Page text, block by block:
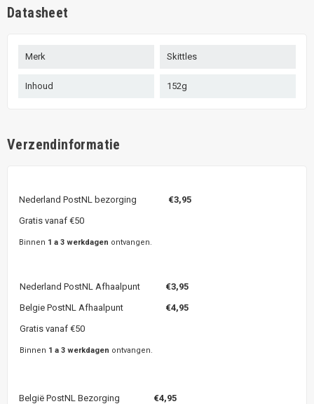
Datasheet
Merk Skittles
Inhoud 152g
Verzendinformatie
Nederland PostNL bezorging €3,95
Gratis vanaf €50
Binnen 1 a 3 werkdagen ontvangen.
Nederland PostNL Afhaalpunt €3,95
Belgie PostNL Afhaalpunt
€4,95
Gratis vanaf €50
Binnen 1 a 3 werkdagen ontvangen.
België PostNL Bezorging €4,95